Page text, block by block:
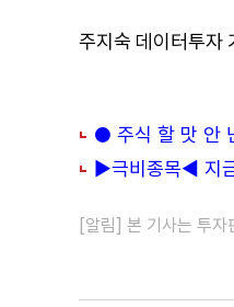
주지숙 데이터투
● 주식 할 맛 안
▶극비종목◀ 지
[알림] 본 기사는 투자